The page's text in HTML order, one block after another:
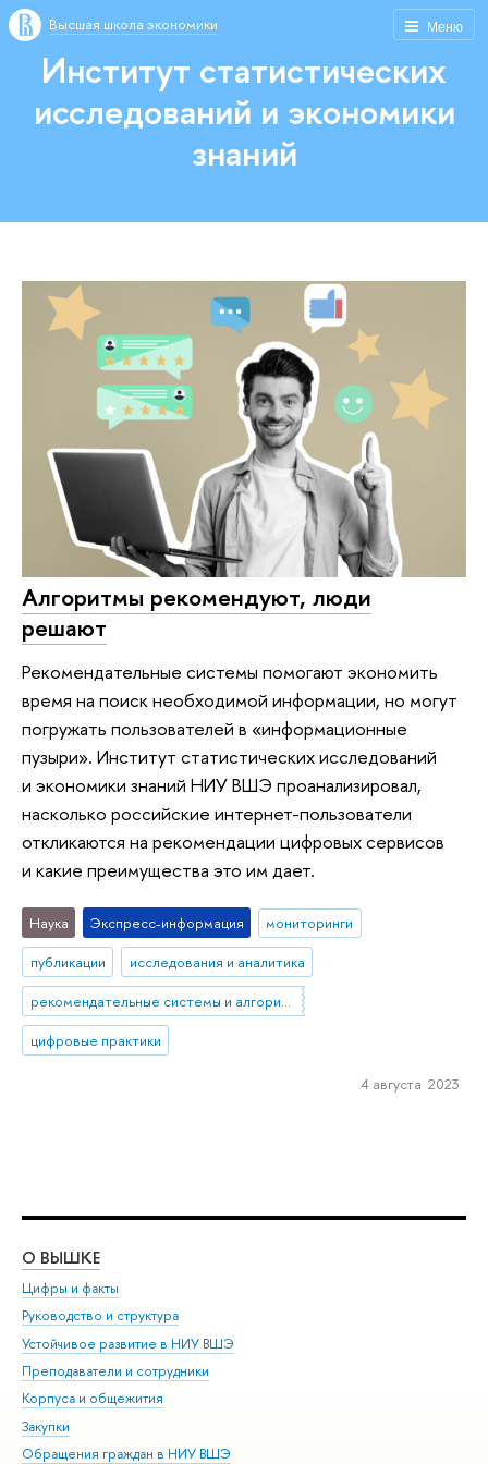
Меню
Высшая школа экономики
Институт статистических
исследований и экономики
знаний
Алгоритмы рекомендуют, люди
решают
Рекомендательные системы помогают экономить
время на поиск необходимой информации, но могут
погружать пользователей в «информационные
пузыри». Институт статистических исследований
и экономики знаний НИУ ВШЭ проанализировал,
насколько российские интернет-пользователи
откликаются на рекомендации цифровых сервисов
и какие преимущества это им дает.
Наука Экспресс-информация
мониторинги
публикации
исследования и аналитика
рекомендательные системы и алгоритмы
цифровые практики
4 августа 2023
О ВЫШКЕ
Цифры и факты
Руководство и структура
Устойчивое развитие в НИУ ВШЭ
Преподаватели и сотрудники
Корпуса и общежития
Закупки
Обращения граждан в НИУ ВШЭ